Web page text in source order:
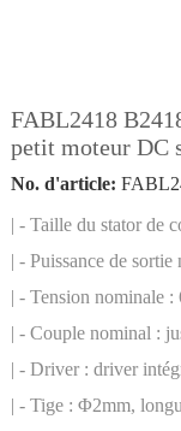
FABL2418
petit moteur DC
No. d'article:
| - Taille du stator de
| - Puissance de
| - Tension nominale
| - Couple nominal :
| - Driver : driver
| - Tige : Φ2mm,